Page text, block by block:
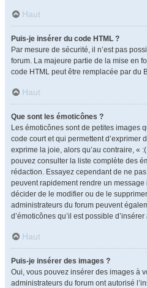
Haut
Puis-je insérer du code HTML ?
Par mesure de sécurité, il n’est pas
forum. La majeure partie de la mise en
code HTML peut être remplacée par du
Haut
Que sont les émoticônes ?
Les émoticônes sont de petites images
code court et qui permettent d’exprimer
exprime la joie, alors qu’au contraire, «
pouvez consulter la liste complète des
rédaction. Essayez cependant de ne
peuvent rapidement rendre un
décider de le modifier ou de le
administrateurs du forum peuvent
d’émoticônes qu’il est possible
Haut
Puis-je insérer des images ?
Oui, vous pouvez insérer des images à
administrateurs du forum ont autorisé